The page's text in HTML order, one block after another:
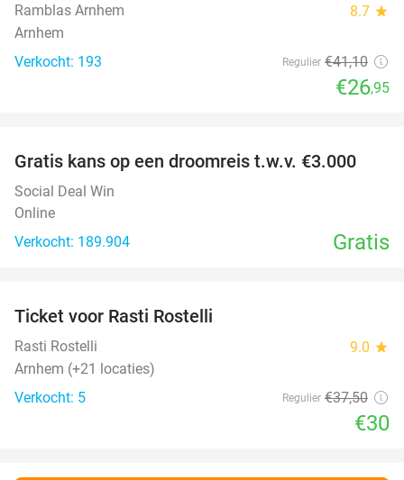
Ramblas Arnhem 8.7 star
Arnhem
Verkocht: 193
Regulier €41,10
€26,95
Gratis kans op een droomreis t.w.v. €3.000
Social Deal Win
Online
Verkocht: 189.904
Gratis
TODAY
Ticket voor Rasti Rostelli
Rasti Rostelli 9.0 star
Arnhem (+21 locaties)
Verkocht: 5
Regulier €37,50
€30